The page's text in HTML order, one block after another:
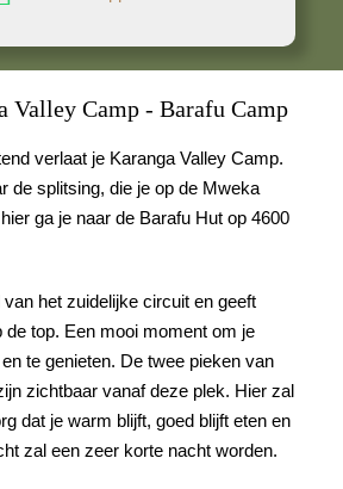
Valley Camp - Barafu Camp
verlaat je Karanga Valley Camp.
de splitsing, die je op de Mweka
ga je naar de Barafu Hut op 4600
het zuidelijke circuit en geeft
de top. Een mooi moment om je
te genieten. De twee pieken van
zichtbaar vanaf deze plek. Hier zal
dat je warm blijft, goed blijft eten en
zal een zeer korte nacht worden.